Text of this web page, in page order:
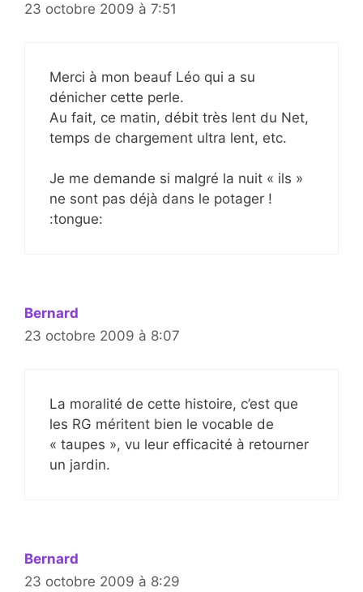
23 octobre 2009 à 7:51
Merci à mon beauf Léo qui a su
dénicher cette perle.
Au fait, ce matin, débit très lent du Net,
temps de chargement ultra lent, etc.
Je me demande si malgré la nuit « ils »
ne sont pas déjà dans le potager !
:tongue:
Bernard
23 octobre 2009 à 8:07
La moralité de cette histoire, c’est que
les RG méritent bien le vocable de
« taupes », vu leur efficacité à retourner
un jardin.
Bernard
23 octobre 2009 à 8:29